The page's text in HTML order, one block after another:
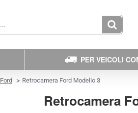
PER VEICOLI
Retrocamera
Ford Retrocamera Ford Modello 3